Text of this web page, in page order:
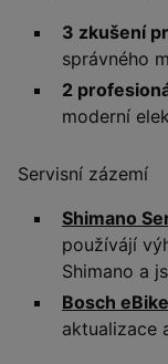
3 zkušení
správného
2
moderní
Servisní zázemí
Shimano
používájí
Shimano a
Bosch
aktualizace